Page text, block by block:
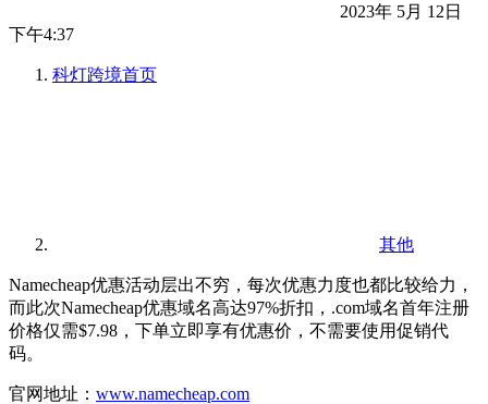
2023年 5月 12日
下午4:37
科灯跨境首页
其他
Namecheap优惠活动层出不穷，每次优惠力度也都比较给力，
而此次Namecheap优惠域名高达97%折扣，.com域名首年注册
价格仅需$7.98，下单立即享有优惠价，不需要使用促销代
码。
官网地址： www.namecheap.com